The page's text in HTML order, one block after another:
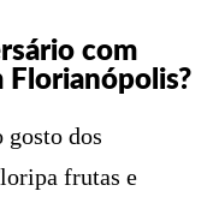
com
gosto dos
frutas e